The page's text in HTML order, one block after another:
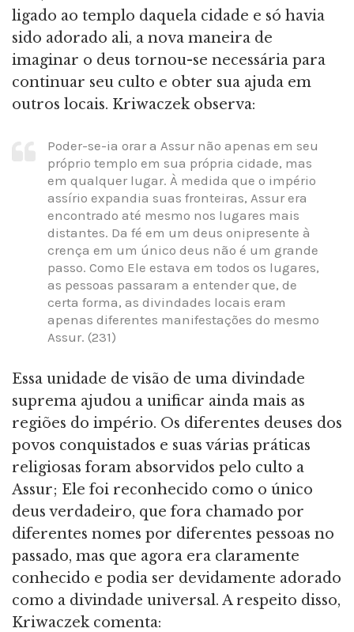
ligado ao templo daquela cidade e só havia
sido adorado ali, a nova maneira de
imaginar o deus tornou-se necessária para
continuar seu culto e obter sua ajuda em
outros locais. Kriwaczek observa:
Poder-se-ia orar a Assur não apenas em seu
próprio templo em sua própria cidade, mas
em qualquer lugar. À medida que o império
assírio expandia suas fronteiras, Assur era
encontrado até mesmo nos lugares mais
distantes. Da fé em um deus onipresente à
crença em um único deus não é um grande
passo. Como Ele estava em todos os lugares,
as pessoas passaram a entender que, de
certa forma, as divindades locais eram
apenas diferentes manifestações do mesmo
Assur. (231)
Essa unidade de visão de uma divindade
suprema ajudou a unificar ainda mais as
regiões do império. Os diferentes deuses dos
povos conquistados e suas várias práticas
religiosas foram absorvidos pelo culto a
Assur; Ele foi reconhecido como o único
deus verdadeiro, que fora chamado por
diferentes nomes por diferentes pessoas no
passado, mas que agora era claramente
conhecido e podia ser devidamente adorado
como a divindade universal. A respeito disso,
Kriwaczek comenta: